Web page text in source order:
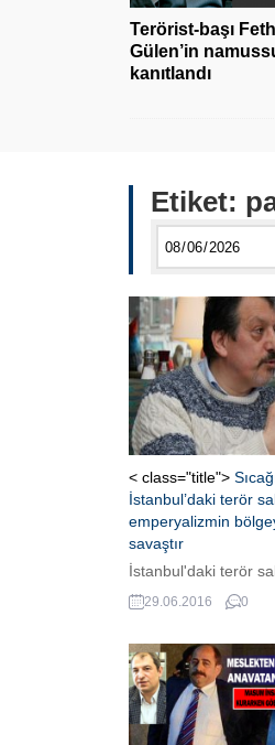
Terörist-başı
Gülen’in
kanıtlandı
Etiket:
< class="title">
İstanbul’daki terör
emperyalizmin
savaştır
İstanbul'daki terör
AVRUPA TÜRK
yapan Hollanda
teröre karşı tek
sıcağı sıcağına
değerlendirmelerde
29.06.2016 0